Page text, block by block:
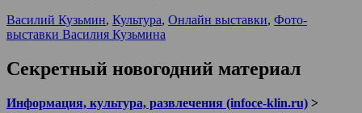
Василий Кузьмин, Культура, Онлайн выставки, Фото-
выставки Василия Кузьмина
Секретный новогодний материал
Информация, культура, развлечения (infoce-klin.ru) >